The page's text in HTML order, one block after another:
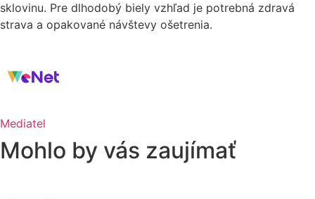
sklovinu. Pre dlhodobý biely vzhľad je potrebná zdravá
strava a opakované návštevy ošetrenia.
Mediatel
Mohlo by vás zaujímať